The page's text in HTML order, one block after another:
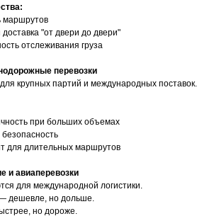
маршрутов
"от двери до двери"
отслеживания груза
перевозки
крупных партий и международных поставок.
при больших объемах
для длительных маршрутов
и авиаперевозки
для международной логистики.
дешевле, но дольше.
но дороже.